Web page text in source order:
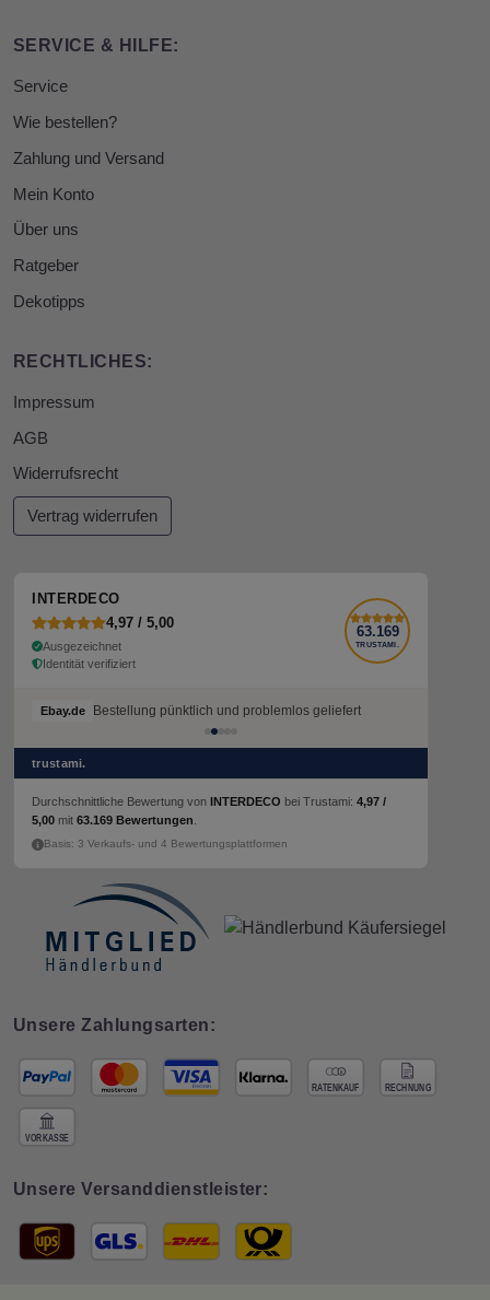
SERVICE & HILFE:
Service
Wie bestellen?
Zahlung und Versand
Mein Konto
Über uns
Ratgeber
Dekotipps
RECHTLICHES:
Impressum
AGB
Widerrufsrecht
Vertrag widerrufen
INTERDECO
4,97 / 5,00
Ausgezeichnet
Identität verifiziert
63.169
TRUSTAMI.
Ebay.de Bestellung pünktlich und problemlos geliefert
Ebay.de Bestellung pünktlich und problemlos geliefert
trustami.
Durchschnittliche Bewertung von INTERDECO bei Trustami: 4,97 /
5,00 mit 63.169 Bewertungen
Basis: 3 Verkaufs- und 4 Bewertungsplattformen
Unsere Zahlungsarten:
Unsere Versanddienstleister: